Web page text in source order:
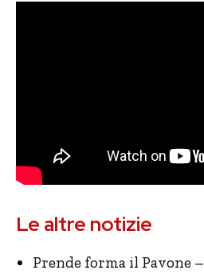
Le altre notizie
Prende forma il Pavone –